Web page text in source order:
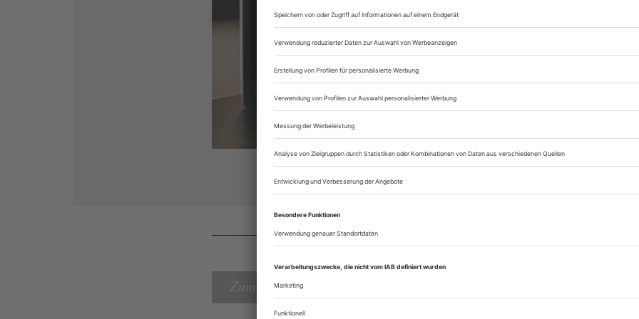
Lesegenuss auf
Zugang zum
Theater heute
Sie können alle Vorteile
sofort nutzen
Digital-Abo testen
Zum Inhaltsverzeichnis